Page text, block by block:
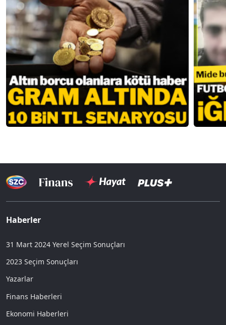
Haberler
31 Mart 2024 Yerel Seçim Sonuçları
2023 Seçim Sonuçları
Yazarlar
Finans Haberleri
Ekonomi Haberleri